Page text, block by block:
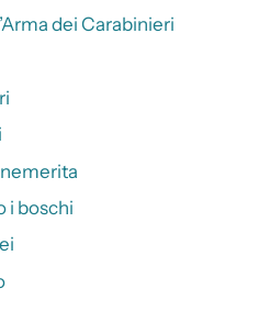
dei Carabinieri
i boschi